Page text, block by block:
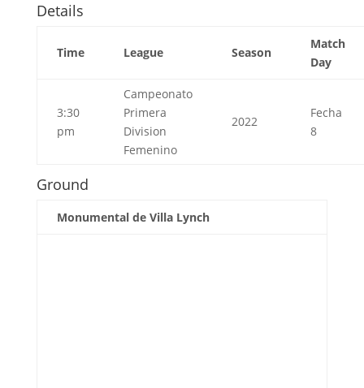
Details
Time League Season
Match
Day
3:30
pm
Campeonato
Primera
Division
Femenino
2022
Fecha
8
Ground
Monumental de Villa Lynch